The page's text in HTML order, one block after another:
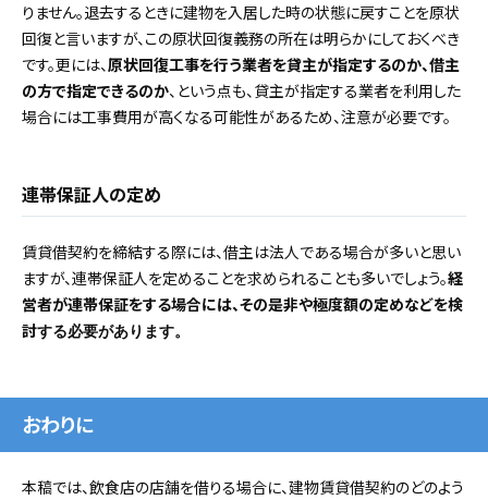
りません。退去するときに建物を入居した時の状態に戻すことを原状
回復と言いますが、この原状回復義務の所在は明らかにしておくべき
です。更には、原状回復工事を行う業者を貸主が指定するのか、借主
の方で指定できるのか、という点も、貸主が指定する業者を利用した
場合には工事費用が高くなる可能性があるため、注意が必要です。
連帯保証人の定め
賃貸借契約を締結する際には、借主は法人である場合が多いと思い
ますが、連帯保証人を定めることを求められることも多いでしょう。経
営者が連帯保証をする場合には、その是非や極度額の定めなどを検
討する必要があります。
おわりに
本稿では、飲食店の店舗を借りる場合に、建物賃貸借契約のどのよう